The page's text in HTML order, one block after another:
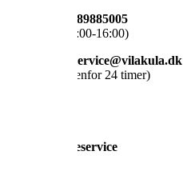
Telefon: +45 89885005
(Hverdage 08:00-16:00)
Mail: kundeservice@vilakula.dk
(Vi svarer indenfor 24 timer)
Kundeservice